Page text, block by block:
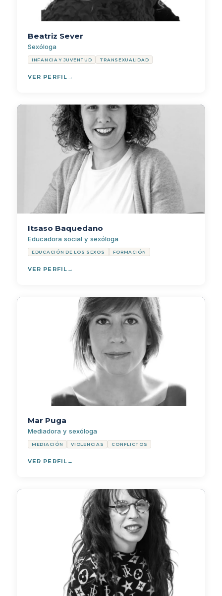
Beatriz Sever
Sexóloga
INFANCIA Y JUVENTUD TRANSEXUALIDAD
VER PERFIL
Itsaso Baquedano
Educadora social y sexóloga
EDUCACIÓN DE LOS SEXOS FORMACIÓN
VER PERFIL
Mar Puga
Mediadora y sexóloga
MEDIACIÓN VIOLENCIAS CONFLICTOS
VER PERFIL